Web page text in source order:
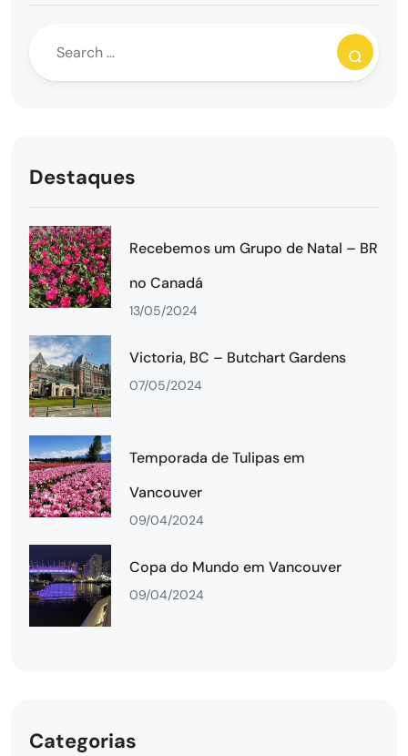
Destaques
Recebemos um Grupo de Natal – BR
no Canadá
13/05/2024
Victoria, BC – Butchart Gardens
07/05/2024
Temporada de Tulipas em
Vancouver
09/04/2024
Copa do Mundo em Vancouver
09/04/2024
Categorias